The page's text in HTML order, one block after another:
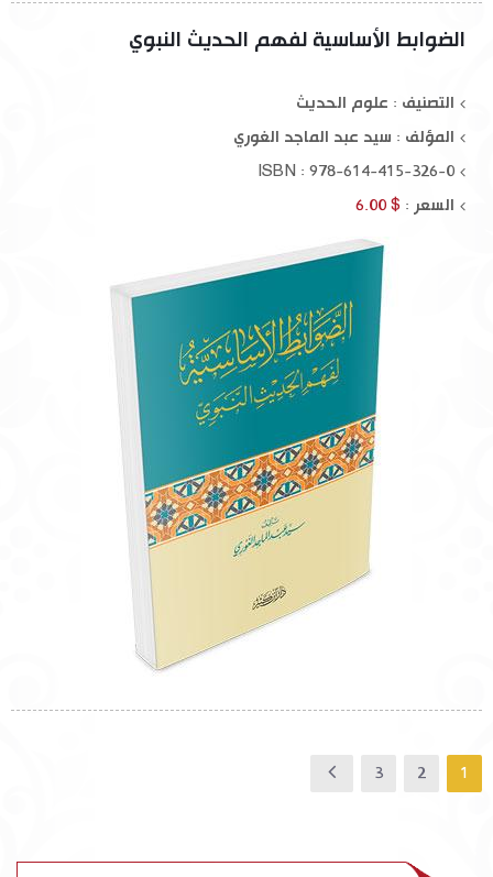
الضوابط الأساسية لفهم الحديث النبوي
التصنيف : علوم الحديث
المؤلف : سيد عبد الماجد الغوري
ISBN : 978-614-415-326-0
السعر : $ 6.00
1
2
3